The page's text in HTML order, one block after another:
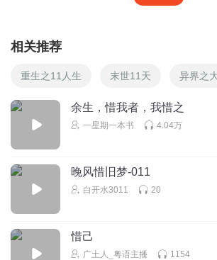
冉冉而日衰兮，固儃回而不息。 俗流从
同权概而就衡。 或推迻而苟容兮，或直
恶。 放山渊之龟玉兮，相与贵夫砾石
忠谏而剖心兮，箕子被发而佯狂。 水背
而不长。 非重躯以虑难兮，惜伤身之无
调均jun1兮
回复 2021-01-03
相关推荐
重生之11人生 末世11天 异界之
余生，惜我者，我惜之
一星期一本书 4.04万
晚风惜旧梦-011
白开水3011 20
惜己
广土人_粤语主播 1154